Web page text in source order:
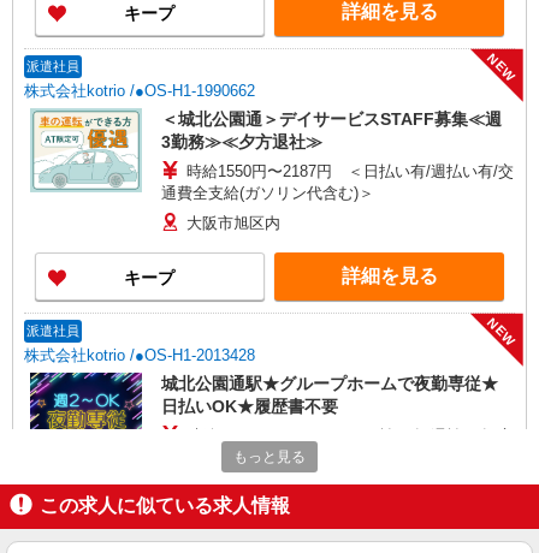
キープ 詳細を見る
派遣社員
株式会社kotrio /●OS-H1-1990662
NEW
＜城北公園通＞デイサービスSTAFF募集≪週
3勤務≫≪夕方退社≫
時給1550円〜2187円 ＜日払い有/週払い有/交
通費全支給(ガソリン代含む)＞
大阪市旭区内
キープ 詳細を見る
派遣社員
株式会社kotrio /●OS-H1-2013428
NEW
城北公園通駅★グループホームで夜勤専従★
日払いOK★履歴書不要
通費全支給(ガソリン代含む)＞
大阪市旭区内
キープ 詳細を見る
もっと見る
この求人に似ている求人情報